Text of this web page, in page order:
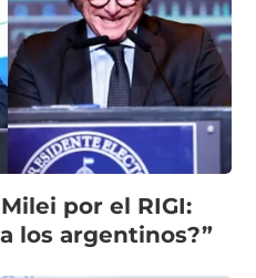
por el RIGI:
los argentinos?”